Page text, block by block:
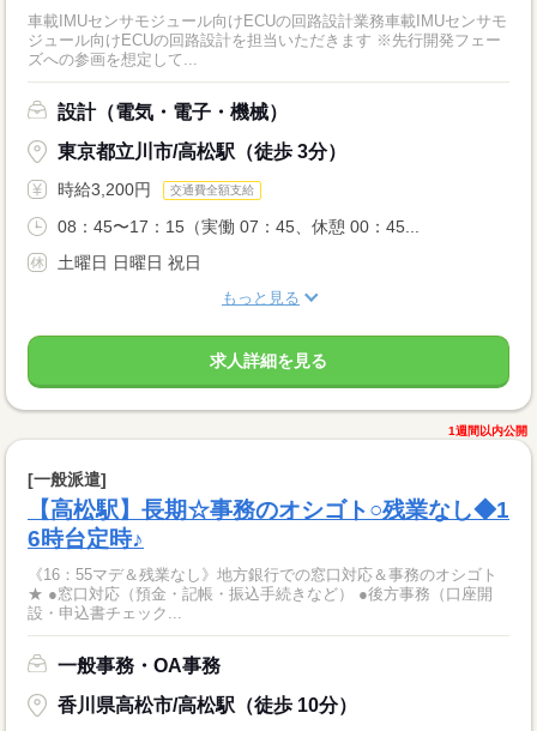
車載IMUセンサモジュール向けECUの回路設計業務車載IMUセンサモ
ジュール向けECUの回路設計を担当いただきます ※先行開発フェー
ズへの参画を想定して...
設計（電気・電子・機械）
東京都立川市/高松駅（徒歩 3分）
時給3,200円 交通費全額支給
08：45〜17：15（実働 07：45、休憩 00：45...
土曜日 日曜日 祝日
もっと見る
求人詳細を見る
1週間以内公開
[一般派遣]
【高松駅】長期☆事務のオシゴト○残業なし◆1
6時台定時♪
《16：55マデ＆残業なし》地方銀行での窓口対応＆事務のオシゴト
★ ●窓口対応（預金・記帳・振込手続きなど） ●後方事務（口座開
設・申込書チェック...
一般事務・OA事務
香川県高松市/高松駅（徒歩 10分）